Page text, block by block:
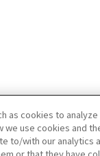
as cookies to
use cookies and
to/with our